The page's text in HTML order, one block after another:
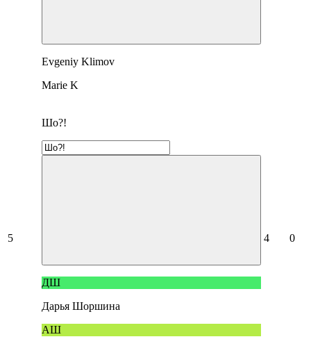
Evgeniy Klimov
Marie K
5
Шо?!
ДШ
Дарья Шоршина
АШ
4 0